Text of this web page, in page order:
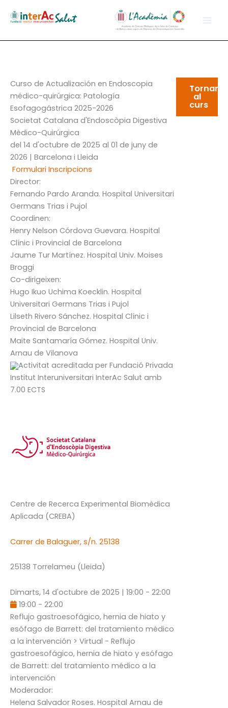
Curso de Actualización en Endoscopia
médico-quirúrgica: Patología
Esofagogástrica 2025-2026
Societat Catalana d'Endoscòpia Digestiva
Mèdico-Quirúrgica
del 14 d'octubre de 2025 al 01 de juny de
2026 | Barcelona i Lleida
Formulari Inscripcions
Director:
Fernando Pardo Aranda. Hospital Universitari
Germans Trias i Pujol
Coordinen:
Henry Nelson Córdova Guevara. Hospital
Clínic i Provincial de Barcelona
Jaume Tur Martínez. Hospital Univ. Moises
Broggi
Co-dirigeixen:
Hugo Ikuo Uchima Koecklin. Hospital
Universitari Germans Trias i Pujol
Lilseth Rivero Sánchez. Hospital Clínic i
Provincial de Barcelona
Maite Santamaría Gómez. Hospital Univ.
Arnau de Vilanova
Activitat acreditada per Fundació Privada
Institut Interuniversitari InterAc Salut amb
7.00 ECTS
Centre de Recerca Experimental Biomèdica
Aplicada (CREBA)
Carrer de Balaguer, s/n. 25138
25138 Torrelameu (Lleida)
Dimarts, 14 d'octubre de 2025 | 19:00 - 22:00
19:00 - 22:00
Reflujo gastroesofágico, hernia de hiato y
esófago de Barrett: del tratamiento médico
a la intervención > Virtual - Reflujo
gastroesofágico, hernia de hiato y esófago
de Barrett: del tratamiento médico a la
intervención
Moderador:
Helena Salvador Roses. Hospital Arnau de
Tornar
al
curs